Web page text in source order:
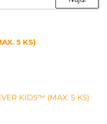
5 KS)
KIDS™ (MAX. 5 KS)